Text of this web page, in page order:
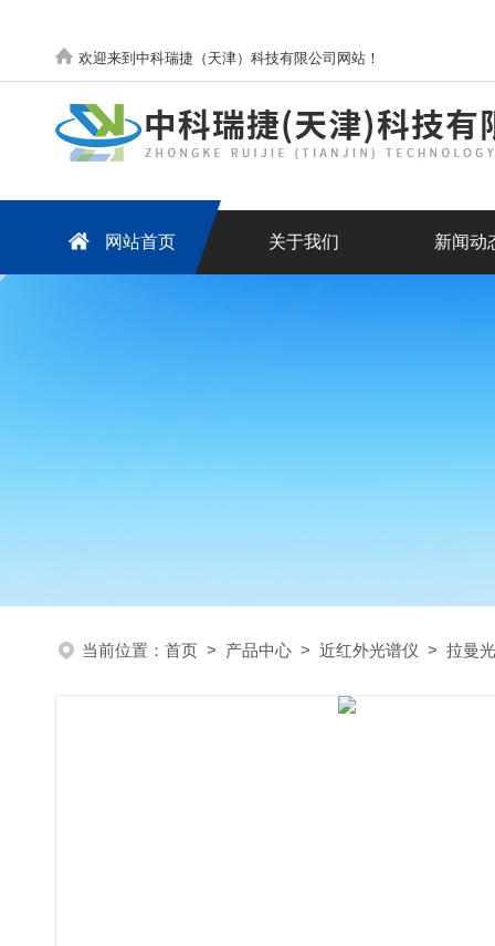
欢迎来到中科瑞捷（天津）科技有限公司网站！
网站首页 关于我们 新闻动
当前位置： 首页 > 产品中心 > 近红外光谱仪 > 拉曼